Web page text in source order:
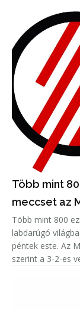
Több mint
meccset az
Több mint 800
labdarúgó
péntek este. Az MTVA sajtóosztályának hétfői közleménye
szerint a 3-2-es